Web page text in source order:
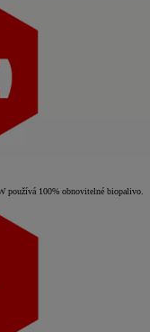
používá 100% obnovitelné biopalivo.